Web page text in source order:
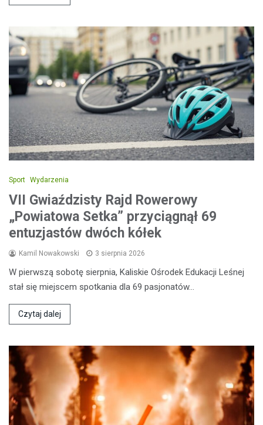
Sport Wydarzenia
VII Gwiaździsty Rajd Rowerowy
„Powiatowa Setka” przyciągnął 69
entuzjastów dwóch kółek
Kamil Nowakowski 3 sierpnia 2026
W pierwszą sobotę sierpnia, Kaliskie Ośrodek Edukacji Leśnej
stał się miejscem spotkania dla 69 pasjonatów…
Czytaj dalej